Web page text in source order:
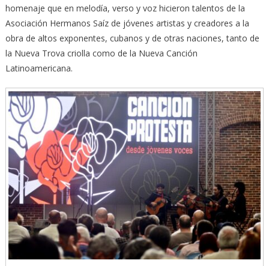
homenaje que en melodía, verso y voz hicieron talentos de la
Asociación Hermanos Saíz de jóvenes artistas y creadores a la
obra de altos exponentes, cubanos y de otras naciones, tanto de
la Nueva Trova criolla como de la Nueva Canción
Latinoamericana.